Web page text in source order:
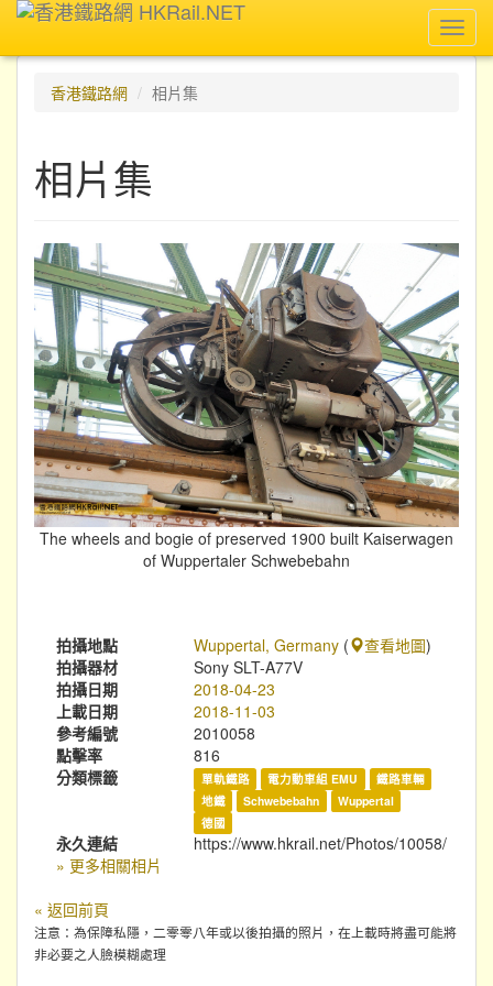
香港鐵路網
相片集
相片集
The wheels and bogie of preserved 1900 built Kaiserwagen
of Wuppertaler Schwebebahn
拍攝地點 Wuppertal, Germany ( 查看地圖)
拍攝器材
Sony SLT-A77V
拍攝日期
2018-04-23
上載日期
2018-11-03
參考編號
2010058
點擊率
816
分類標籤
單軌鐵路 電力動車組 EMU
鐵路車輛
地鐵
Schwebebahn
Wuppertal
德國
永久連結
https://www.hkrail.net/Photos/10058/
» 更多相關相片
« 返回前頁
注意：為保障私隱，二零零八年或以後拍攝的照片，在上載時將盡可能將
非必要之人臉模糊處理